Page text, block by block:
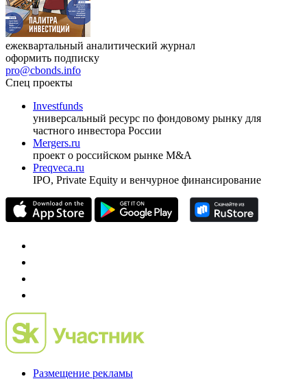
ежеквартальный аналитический журнал
оформить подписку
pro@cbonds.info
Спец проекты
Investfunds
универсальный ресурс по фондовому рынку для
частного инвестора России
Mergers.ru
проект о российском рынке M&A
Preqveca.ru
IPO, Private Equity и венчурное финансирование
Размещение рекламы